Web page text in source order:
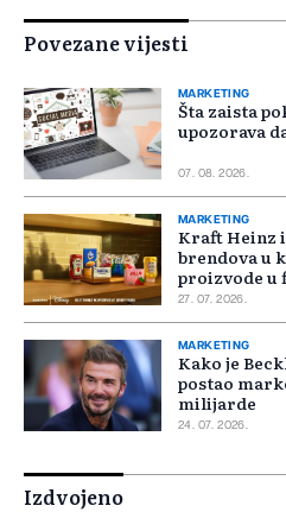
Povezane vijesti
MARKETING
Šta zaista
upozorava
07. 08. 2026.
MARKETING
Kraft Heinz
brendova u
proizvode u
27. 07. 2026.
MARKETING
Kako je
postao
milijarde
24. 07. 2026.
Izdvojeno